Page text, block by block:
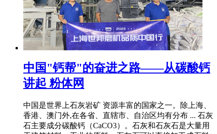
中国"钙帮"的奋进之路——从碳酸钙
讲起 粉体网
中国是世界上石灰岩矿 资源丰富的国家之一。除上海、
香港、澳门外,在各省、直辖市、自治区均有分布 ... 石灰
石主要成分碳酸钙（CaCO3）。石灰和石灰石是大量用